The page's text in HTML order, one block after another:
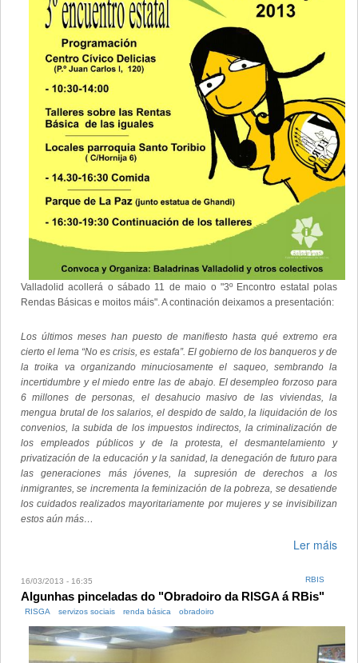
Valladolid acollerá o sábado 11 de maio o "3º Encontro estatal polas
Rendas Básicas e moitos máis". A continación deixamos a presentación:
Los últimos meses han puesto de manifiesto hasta qué extremo era
cierto el lema “No es crisis, es estafa”. El gobierno de los banqueros y de
la troika va organizando minuciosamente el saqueo, sembrando la
incertidumbre y el miedo entre las de abajo. El desempleo forzoso para
6 millones de personas, el desahucio masivo de las viviendas, la
mengua brutal de los salarios, el despido de saldo, la liquidación de los
convenios, la subida de los impuestos indirectos, la criminalización de
los empleados públicos y de la protesta, el desmantelamiento y
privatización de la educación y la sanidad, la denegación de futuro para
las generaciones más jóvenes, la supresión de derechos a los
inmigrantes, se incrementa la feminización de la pobreza, se desatiende
los cuidados realizados mayoritariamente por mujeres y se invisibilizan
estos aún más…
Ler máis
16/03/2013 - 16:35 RBIS
Algunhas pinceladas do "Obradoiro da RISGA á RBis"
RISGA servizos sociais renda básica obradoiro